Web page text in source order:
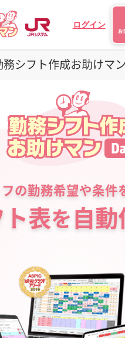
ログイン
お
務シフト作成お助けマ
の勤務希望や条件
表を自動